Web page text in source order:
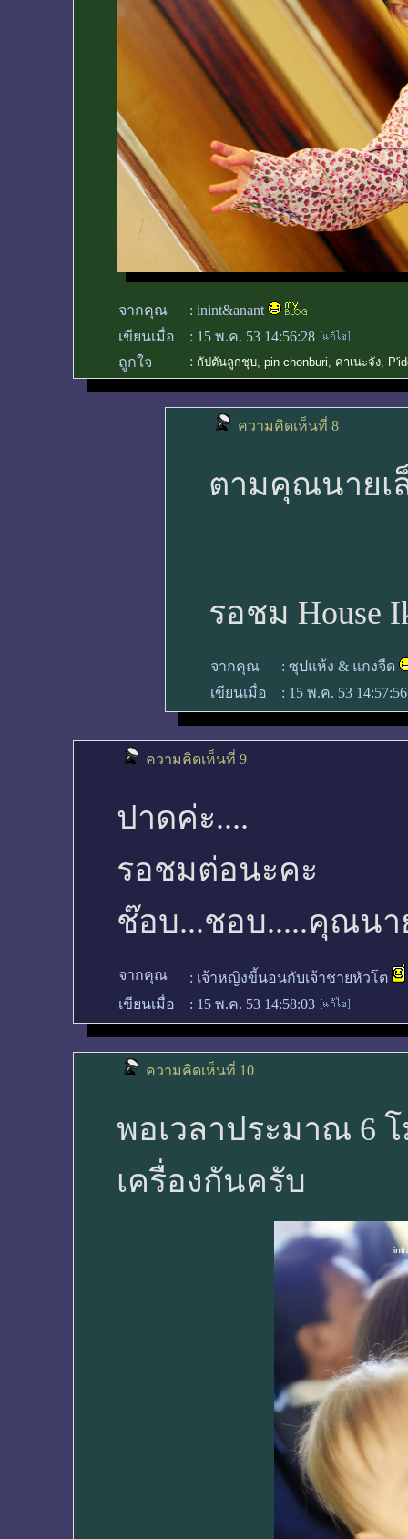
จากคุณ : inint&anant
เขียนเมื่อ
: 15 พ.ค. 53 14:56:28
ถูกใจ
: กัปตันลูกชุบ, pin chonburi, คาเนะจัง,
ความคิดเห็นที่ 8
ตามคุณนายเ
รอชม House
จากคุณ : ซุปแห้ง & แกงจืด
เขียนเมื่อ
: 15 พ.ค. 53
ความคิดเห็นที่ 9
ปาดค่ะ....
รอชมต่อนะคะ
ช๊อบ...ชอบ.....คุณนา
จากคุณ : เจ้าหญิงขี้นอนกับเจ้าชายหัวโต
เขียนเมื่อ
: 15 พ.ค. 53 14:58:03
ความคิดเห็นที่ 10
พอเวลาประมาณ 6 โ
เครื่องกันครับ